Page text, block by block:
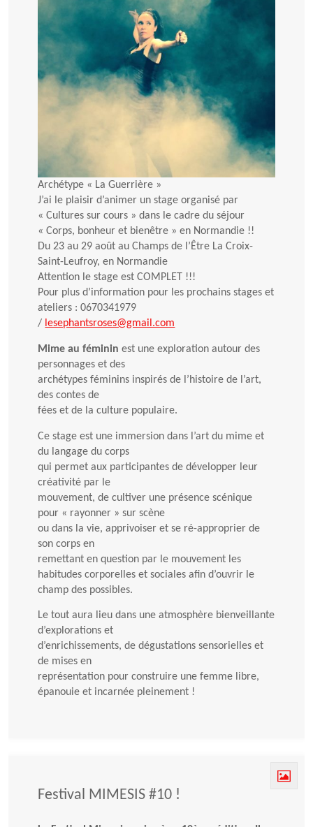
Archétype « La Guerrière »
J’ai le plaisir d’animer un stage organisé par
« Cultures sur cours » dans le cadre du séjour
« Corps, bonheur et bienêtre » en Normandie !!
Du 23 au 29 août au Champs de l’Être La Croix-
Saint-Leufroy, en Normandie
Attention le stage est COMPLET !!!
Pour plus d’information pour les prochains stages et
ateliers : 0670341979
/ lesephantsroses@gmail.com
Mime au féminin est une exploration autour des
personnages et des
archétypes féminins inspirés de l’histoire de l’art,
des contes de
fées et de la culture populaire.
Ce stage est une immersion dans l’art du mime et
du langage du corps
qui permet aux participantes de développer leur
créativité par le
mouvement, de cultiver une présence scénique
pour « rayonner » sur scène
ou dans la vie, apprivoiser et se ré-approprier de
son corps en
remettant en question par le mouvement les
habitudes corporelles et sociales afin d’ouvrir le
champ des possibles.
Le tout aura lieu dans une atmosphère bienveillante
d’explorations et
d’enrichissements, de dégustations sensorielles et
de mises en
représentation pour construire une femme libre,
épanouie et incarnée pleinement !
Festival MIMESIS #10 !